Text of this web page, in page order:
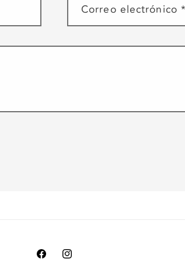
Correo electrónico